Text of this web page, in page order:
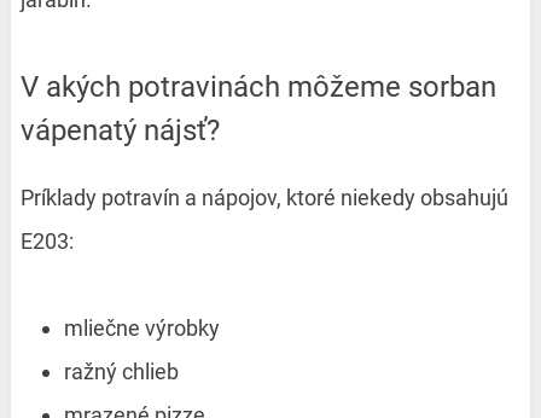
V akých potravinách môžeme sorban
vápenatý nájsť?
Príklady potravín a nápojov, ktoré niekedy obsahujú
E203:
mliečne výrobky
ražný chlieb